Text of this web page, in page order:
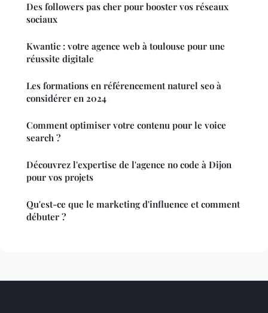
Des followers pas cher pour booster vos réseaux
sociaux
Kwantic : votre agence web à toulouse pour une
réussite digitale
Les formations en référencement naturel seo à
considérer en 2024
Comment optimiser votre contenu pour le voice
search ?
Découvrez l'expertise de l'agence no code à Dijon
pour vos projets
Qu'est-ce que le marketing d'influence et comment
débuter ?